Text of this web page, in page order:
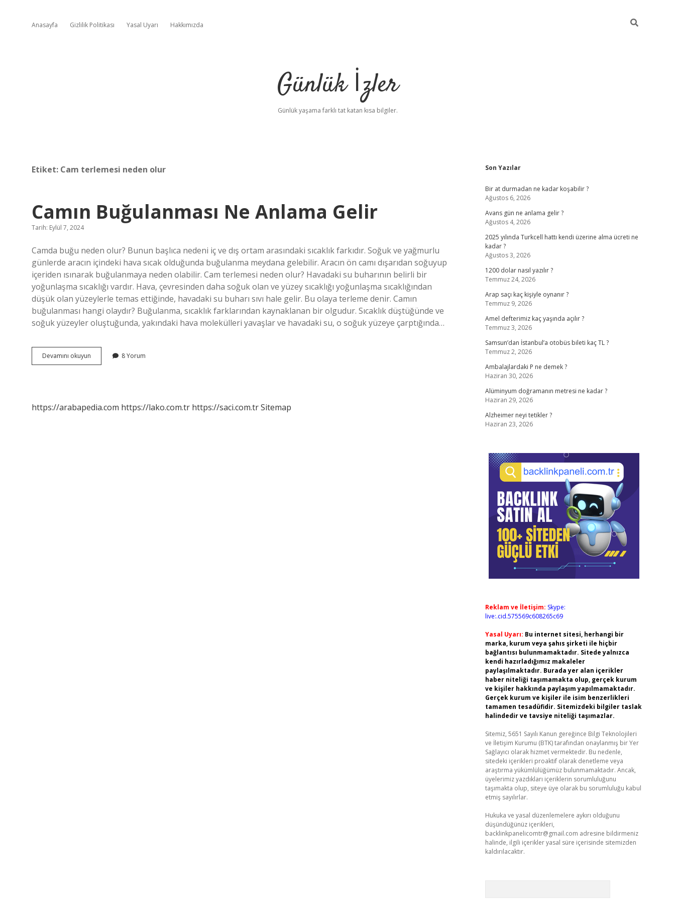
Anasayfa Gizlilik Politikası Yasal Uyarı Hakkımızda
Günlük İzler
Günlük yaşama farklı tat katan kısa bilgiler.
Etiket: Cam terlemesi neden olur
Camın Buğulanması Ne Anlama Gelir
Tarih: Eylül 7, 2024
Camda buğu neden olur? Bunun başlıca nedeni iç ve dış ortam arasındaki sıcaklık farkıdır. Soğuk ve yağmurlu
günlerde aracın içindeki hava sıcak olduğunda buğulanma meydana gelebilir. Aracın ön camı dışarıdan soğuyup
içeriden ısınarak buğulanmaya neden olabilir. Cam terlemesi neden olur? Havadaki su buharının belirli bir
yoğunlaşma sıcaklığı vardır. Hava, çevresinden daha soğuk olan ve yüzey sıcaklığı yoğunlaşma sıcaklığından
düşük olan yüzeylerle temas ettiğinde, havadaki su buharı sıvı hale gelir. Bu olaya terleme denir. Camın
buğulanması hangi olaydır? Buğulanma, sıcaklık farklarından kaynaklanan bir olgudur. Sıcaklık düştüğünde ve
soğuk yüzeyler oluştuğunda, yakındaki hava molekülleri yavaşlar ve havadaki su, o soğuk yüzeye çarptığında…
Devamını okuyun
Buğulanması
8 Yorum
https://arabapedia.com https://lako.com.tr https://saci.com.trSitemap
Sidebar
Son Yazılar
Bir at durmadan ne kadar koşabilir ?
Ağustos 6, 2026
Avans gün ne anlama gelir ?
Ağustos 4, 2026
2025 yılında Turkcell hattı kendi üzerine alma ücreti ne
kadar ?
Ağustos 3, 2026
1200 dolar nasıl yazılır ?
Temmuz 24, 2026
Arap saçı kaç kişiyle oynanır ?
Temmuz 9, 2026
Amel defterimiz kaç yaşında açılır ?
Temmuz 3, 2026
Samsun’dan İstanbul’a otobüs bileti kaç TL ?
Temmuz 2, 2026
Ambalajlardaki P ne demek ?
Haziran 30, 2026
Alüminyum doğramanın metresi ne kadar ?
Haziran 29, 2026
Alzheimer neyi tetikler ?
Haziran 23, 2026
Reklam ve İletişim: Skype:
live:.cid.575569c608265c69
Yasal Uyarı: Bu internet sitesi, herhangi bir
marka, kurum veya şahıs şirketi ile hiçbir
bağlantısı bulunmamaktadır. Sitede yalnızca
kendi hazırladığımız makaleler
paylaşılmaktadır. Burada yer alan içerikler
haber niteliği taşımamakta olup, gerçek kurum
ve kişiler hakkında paylaşım yapılmamaktadır.
Gerçek kurum ve kişiler ile isim benzerlikleri
tamamen tesadüfidir. Sitemizdeki bilgiler taslak
halindedir ve tavsiye niteliği taşımazlar.
Sitemiz, 5651 Sayılı Kanun gereğince Bilgi Teknolojileri
ve İletişim Kurumu (BTK) tarafından onaylanmış bir Yer
Sağlayıcı olarak hizmet vermektedir. Bu nedenle,
sitedeki içerikleri proaktif olarak denetleme veya
araştırma yükümlülüğümüz bulunmamaktadır. Ancak,
üyelerimiz yazdıkları içeriklerin sorumluluğunu
taşımakta olup, siteye üye olarak bu sorumluluğu kabul
etmiş sayılırlar.
Hukuka ve yasal düzenlemelere aykırı olduğunu
düşündüğünüz içerikleri,
backlinkpanelicomtr@gmail.com adresine bildirmeniz
halinde, ilgili içerikler yasal süre içerisinde sitemizden
kaldırılacaktır.